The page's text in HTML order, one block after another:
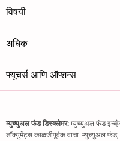
विषयी
अधिक
फ्यूचर्स आणि ऑप्शन्स
म्युच्युअल फंड डिस्क्लेमर: म्युच्युअल फंड
डॉक्युमेंट्स काळजीपूर्वक वाचा. म्युच्युअल